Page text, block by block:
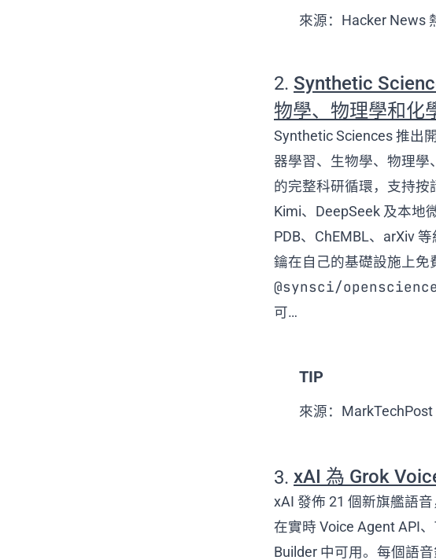
來源：Hacker News
2. Synthetic
物學、物理學和化
Synthetic Sciences 推出
器學習、生物學、物理學
的完整科研循環，支持按
Kimi、DeepSeek 及本地
PDB、ChEMBL、arXiv
鑰在自己的基礎設施上免
@synsci/openscience
可…
TIP
來源：MarkTechPost
3. xAI 為 Grok
xAI 發佈 21 個新旗艦語
在實時 Voice Agent API
Builder 中可用。每個語